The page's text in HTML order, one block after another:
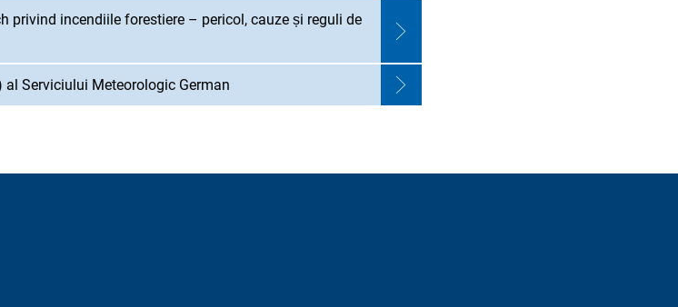
privind incendiile forestiere – pericol, cauze și reguli de
al Serviciului Meteorologic German